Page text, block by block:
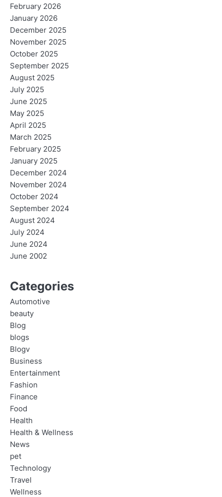
February 2026
January 2026
December 2025
November 2025
October 2025
September 2025
August 2025
July 2025
June 2025
May 2025
April 2025
March 2025
February 2025
January 2025
December 2024
November 2024
October 2024
September 2024
August 2024
July 2024
June 2024
June 2002
Categories
Automotive
beauty
Blog
blogs
Blogv
Business
Entertainment
Fashion
Finance
Food
Health
Health & Wellness
News
pet
Technology
Travel
Wellness